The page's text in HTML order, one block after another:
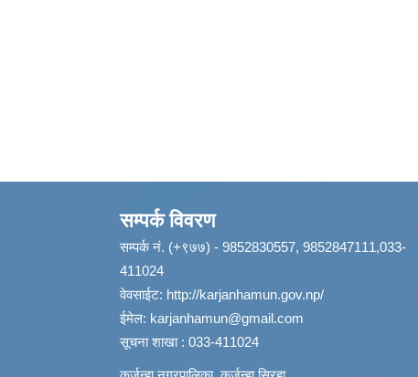
सम्पर्क विवरण
सम्पर्क नं. (+९७७) - 9852830557, 9852847111,033-
411024
वेवसाईट: http://karjanhamun.gov.np/
ईमेल: karjanhamun@gmail.com
सूचना शाखा : 033-411024